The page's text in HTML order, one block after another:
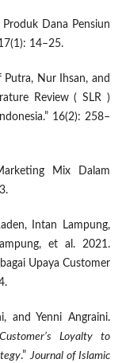
Dana Pensiun
14–25.
Nur Ihsan, and
Review ( SLR )
16(2): 258–
Mix Dalam
Intan Lampung,
et al. 2021.
Upaya Customer
and Yenni Angraini.
Loyalty to
.”Journal of Islamic